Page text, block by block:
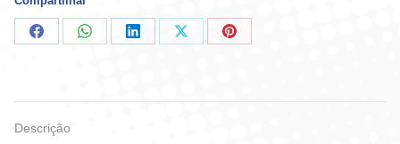
CompartilharCompartilharCompartilharCompartilharCompartilhar
Descrição